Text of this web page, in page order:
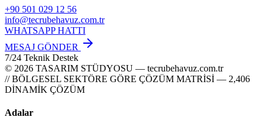
+90 501 029 12 56
info@tecrubehavuz.com.tr
WHATSAPP HATTI
MESAJ GÖNDER
7/24 Teknik Destek
© 2026 TASARIM STÜDYOSU — tecrubehavuz.com.tr
// BÖLGESEL SEKTÖRE GÖRE ÇÖZÜM MATRİSİ — 2,406
DİNAMİK ÇÖZÜM
Adalar